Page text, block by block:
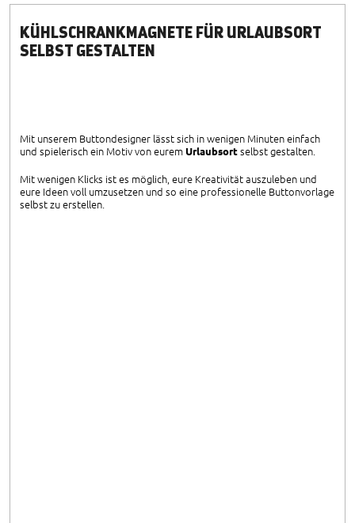
KÜHLSCHRANKMAGNETE FÜR URLAUBSORT
SELBST GESTALTEN
Mit unserem Buttondesigner lässt sich in wenigen Minuten einfach
und spielerisch ein Motiv von eurem Urlaubsort selbst gestalten.
Mit wenigen Klicks ist es möglich, eure Kreativität auszuleben und
eure Ideen voll umzusetzen und so eine professionelle Buttonvorlage
selbst zu erstellen.